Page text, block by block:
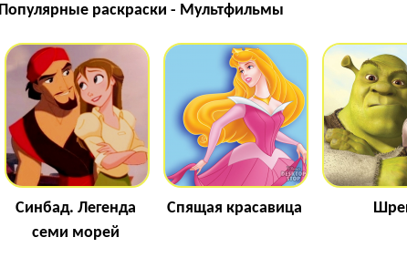
Популярные раскраски - Мультфильмы
Синбад. Легенда
семи морей
Спящая красавица